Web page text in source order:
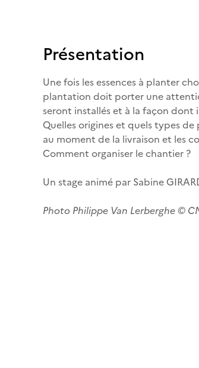
Présentation
Une fois les essences à planter
plantation doit porter une
seront installés et à la façon dont
Quelles origines et quels types
au moment de la livraison et les
Comment organiser le chantier ?
Un stage animé par Sabine
Photo Philippe Van Lerberghe ©